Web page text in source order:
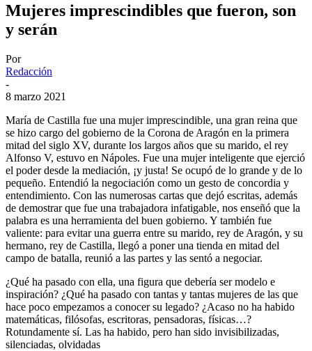
Mujeres imprescindibles que fueron, son
y serán
Por
Redacción
-
8 marzo 2021
María de Castilla fue una mujer imprescindible, una gran reina que
se hizo cargo del gobierno de la Corona de Aragón en la primera
mitad del siglo XV, durante los largos años que su marido, el rey
Alfonso V, estuvo en Nápoles. Fue una mujer inteligente que ejerció
el poder desde la mediación, ¡y justa! Se ocupó de lo grande y de lo
pequeño. Entendió la negociación como un gesto de concordia y
entendimiento. Con las numerosas cartas que dejó escritas, además
de demostrar que fue una trabajadora infatigable, nos enseñó que la
palabra es una herramienta del buen gobierno. Y también fue
valiente: para evitar una guerra entre su marido, rey de Aragón, y su
hermano, rey de Castilla, llegó a poner una tienda en mitad del
campo de batalla, reunió a las partes y las sentó a negociar.
¿Qué ha pasado con ella, una figura que debería ser modelo e
inspiración? ¿Qué ha pasado con tantas y tantas mujeres de las que
hace poco empezamos a conocer su legado? ¿Acaso no ha habido
matemáticas, filósofas, escritoras, pensadoras, físicas…?
Rotundamente sí. Las ha habido, pero han sido invisibilizadas,
silenciadas, olvidadas